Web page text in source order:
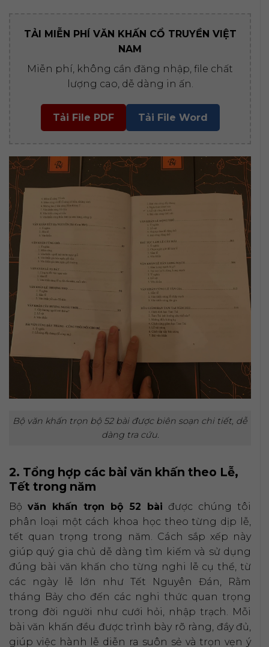
TẢI MIỄN PHÍ VĂN KHẤN CỔ TRUYỀN VIỆT
NAM
Miễn phí, không cần đăng nhập, file chất
lượng cao, dễ dàng in ấn.
Tải File PDF Tải File Word
Bộ văn khấn trọn bộ 52 bài được biên soạn chi tiết, dễ
dàng tra cứu.
2. Tổng hợp các bài văn khấn theo Lễ,
Tết trong năm
Bộvăn khấn trọn bộ 52 bài được chúng tôi
phân loại một cách khoa học theo từng dịp lễ,
tết quan trọng trong năm. Cách sắp xếp này
giúp quý gia chủ dễ dàng tìm kiếm và sử dụng
đúng bài văn khấn cho từng nghi lễ cụ thể, từ
các ngày lễ lớn như Tết Nguyên Đán, Rằm
tháng Bảy cho đến các nghi thức quan trọng
trong đời người như cưới hỏi, nhập trạch. Mỗi
bài văn khấn đều được trình bày rõ ràng, đầy đủ,
giúp việc hành lễ diễn ra suôn sẻ và trọn vẹn ý